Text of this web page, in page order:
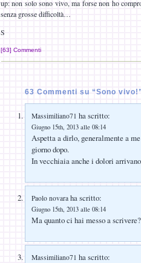
up: non solo sono vivo, ma forse non ho
senza grosse difficoltà…
S
[63] Commenti
63 Commenti su “Sono vivo!”
Massimiliano71 ha scritto:
Giugno 15th, 2013 alle 08:14
Aspetta a dirlo, generalmente a
giorno dopo.
In vecchiaia anche i dolori
Paolo novara ha scritto:
Giugno 15th, 2013 alle 08:14
Ma quanto ci hai messo a
Massimiliano71 ha scritto: